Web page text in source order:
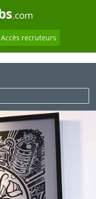
.com
Accès recruteurs